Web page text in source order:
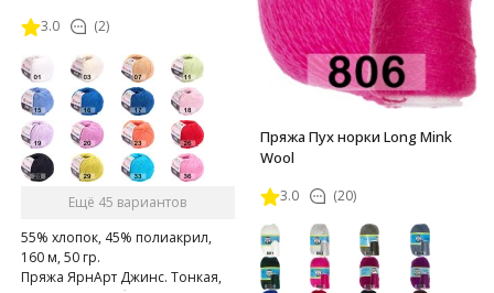
3.0 (2)
Ещё 45 вариантов
55% хлопок, 45% полиакрил,
160 м, 50 гр.
Пряжа ЯрнАрт Джинс. Тонкая,
Пряжа Пух норки Long Mink
Wool
3.0 (20)